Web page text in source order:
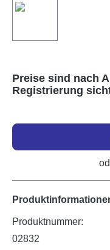
Preise sind nach
Registrierung
Produktnummer:
02832